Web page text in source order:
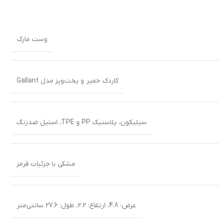
وست مارک
کاردک خمیر و پخت‌و‌پز مدل Gallant
سیلیکون، پلاستیک PP و TPE، استیل ضدزنگ
مشکی با جزئیات قرمز
عرض: 4.8، ارتفاع: 2.2، طول: 27.6 سانتی‌متر